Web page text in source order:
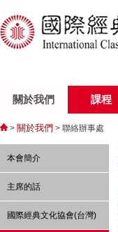
關於我們 課程
> 關於我們 > 聯絡辦事處
本會簡介
主席的話
國際經典文化協會(台灣)